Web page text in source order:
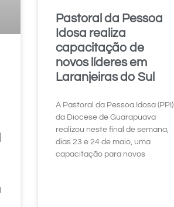
Pastoral da Pessoa
Idosa realiza
capacitação de
novos líderes em
Laranjeiras do Sul
A Pastoral da Pessoa Idosa (PPI)
da Diocese de Guarapuava
realizou neste final de semana,
dias 23 e 24 de maio, uma
capacitação para novos